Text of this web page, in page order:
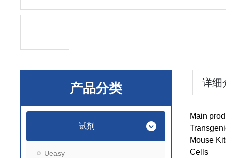
产品分类
试剂
Ueasy
详细
Main
Mouse
Cells